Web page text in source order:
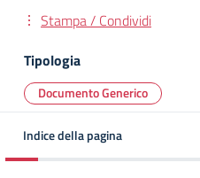
Stampa / Condividi
Tipologia
Documento Generico
Indice della pagina